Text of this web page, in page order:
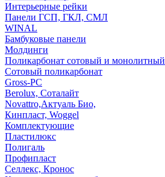
Интерьерные рейки
Панели ГСП, ГКЛ, СМЛ
WINAL
Бамбуковые панели
Молдинги
Поликарбонат сотовый и монолитный
Сотовый поликарбонат
Gross-PC
Berolux, Соталайт
Novattro,Актуаль Био,
Кинпласт, Woggel
Комплектующие
Пластилюкс
Полигаль
Профипласт
Селлекс, Кронос